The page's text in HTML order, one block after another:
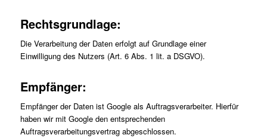
Rechtsgrundlage:
Die Verarbeitung der Daten erfolgt auf Grundlage einer
Einwilligung des Nutzers (Art. 6 Abs. 1 lit. a DSGVO).
Empfänger:
Empfänger der Daten ist Google als Auftragsverarbeiter. Hierfür
haben wir mit Google den entsprechenden
Auftragsverarbeitungsvertrag abgeschlossen.